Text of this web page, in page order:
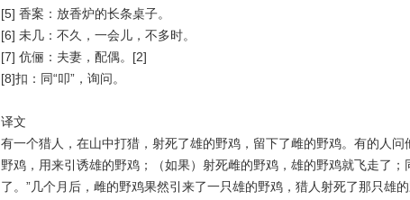
[5] 香案：放香炉的长条桌子。
[6] 未几：不久，一会儿，不多时。
[7] 伉俪：夫妻，配偶。[2]
[8]扣：同“叩”，询问。
译文
有一个猎人，在山中打猎，射死了雄的野鸡，留下了雌的野鸡。有的人问
野鸡，用来引诱雄的野鸡；（如果）射死雌的野鸡，雄的野鸡就飞走了
了。”几个月后，雌的野鸡果然引来了一只雄的野鸡，猎人射死了那只雄